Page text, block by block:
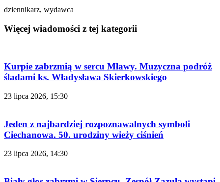
dziennikarz, wydawca
Więcej wiadomości z tej kategorii
Kurpie zabrzmią w sercu Mławy. Muzyczna podróż
śladami ks. Władysława Skierkowskiego
23 lipca 2026, 15:30
Jeden z najbardziej rozpoznawalnych symboli
Ciechanowa. 50. urodziny wieży ciśnień
23 lipca 2026, 14:30